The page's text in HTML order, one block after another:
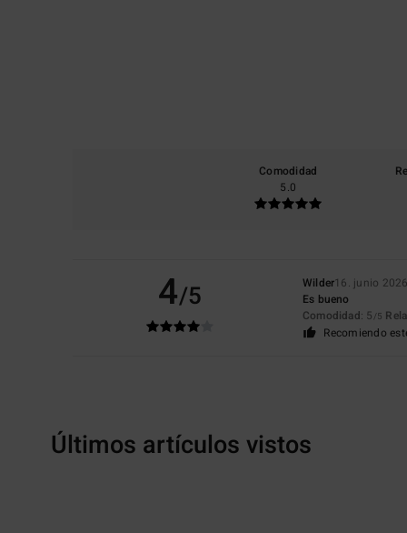
Comodidad
5.0
4/5 Wilder16. junio 2026
Es bueno
Comodidad: 5 /5
Recomiendo
Últimos artículos vistos